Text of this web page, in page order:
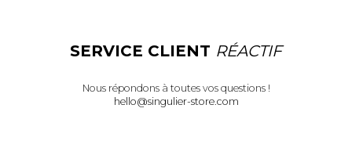
SERVICE CLIENT RÉACTIF
Nous répondons à toutes vos questions !
hello@singulier-store.com